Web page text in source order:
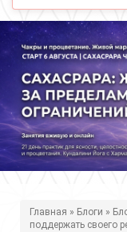
Главная » Блоги »
поддержать своего